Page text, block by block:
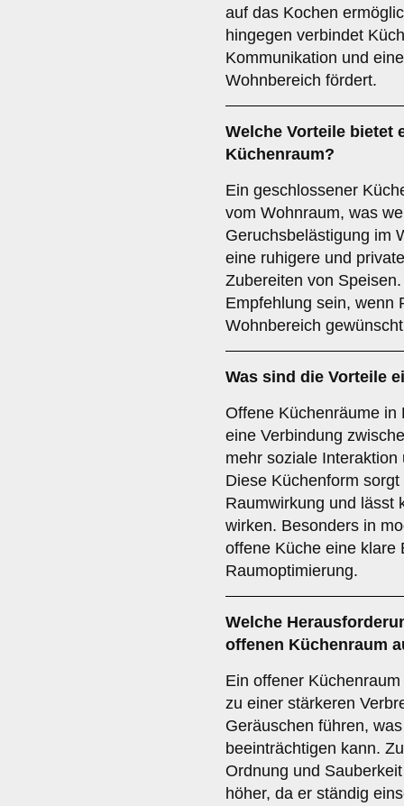
auf das Kochen
hingegen verbindet
Kommunikation und
Wohnbereich fördert.
Welche Vorteile bietet
Küchenraum?
Ein geschlossener
vom Wohnraum, was
Geruchsbelästigung im
eine ruhigere und
Zubereiten von
Empfehlung sein, wenn
Wohnbereich
Was sind die Vorteile
Offene Küchenräume in
eine Verbindung
mehr soziale
Diese Küchenform
Raumwirkung und lässt
wirken. Besonders in
offene Küche eine klare
Raumoptimierung.
Welche
offenen Küchenraum
Ein offener
zu einer stärkeren
Geräuschen führen,
beeinträchtigen kann.
Ordnung und
höher, da er ständig